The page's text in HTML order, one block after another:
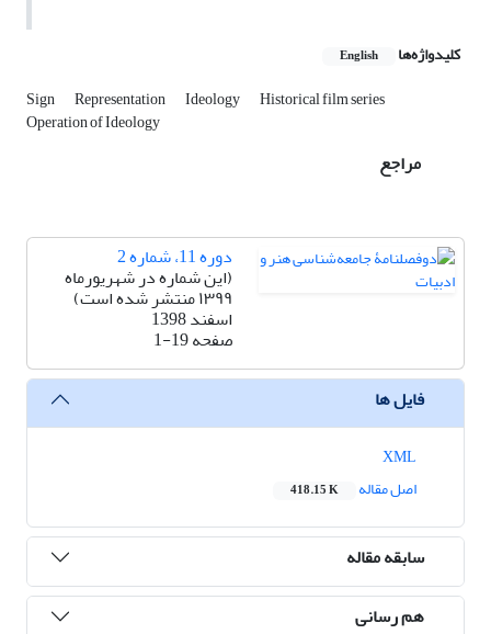
کلیدواژه‌ها English
Sign Representation Ideology Historical film series
Operation of Ideology
مراجع
دوره 11، شماره 2
(این شماره در شهریورماه
۱۳۹۹ منتشر شده است)
اسفند 1398
صفحه1-19
فایل ها
اصل مقاله
418.15 K
سابقه مقاله
هم رسانی